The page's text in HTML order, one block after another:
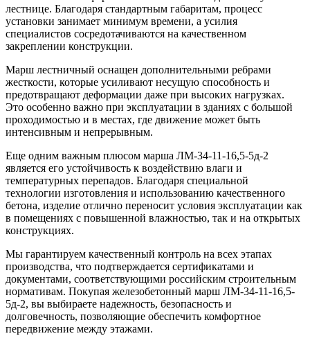
лестнице. Благодаря стандартным габаритам, процесс
установки занимает минимум времени, а усилия
специалистов сосредотачиваются на качественном
закреплении конструкции.
Марш лестничный оснащен дополнительными ребрами
жесткости, которые усиливают несущую способность и
предотвращают деформации даже при высоких нагрузках.
Это особенно важно при эксплуатации в зданиях с большой
проходимостью и в местах, где движение может быть
интенсивным и непрерывным.
Еще одним важным плюсом марша ЛМ-34-11-16,5-5д-2
является его устойчивость к воздействию влаги и
температурных перепадов. Благодаря специальной
технологии изготовления и использованию качественного
бетона, изделие отлично переносит условия эксплуатации как
в помещениях с повышенной влажностью, так и на открытых
конструкциях.
Мы гарантируем качественный контроль на всех этапах
производства, что подтверждается сертификатами и
документами, соответствующими российским строительным
нормативам. Покупая железобетонный марш ЛМ-34-11-16,5-
5д-2, вы выбираете надежность, безопасность и
долговечность, позволяющие обеспечить комфортное
передвижение между этажами.